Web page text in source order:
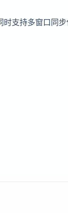
时支持多窗口同